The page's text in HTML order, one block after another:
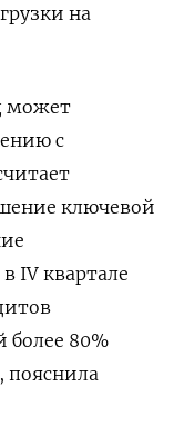
на
может
с
ключевой
IV квартале
более 80%
пояснила